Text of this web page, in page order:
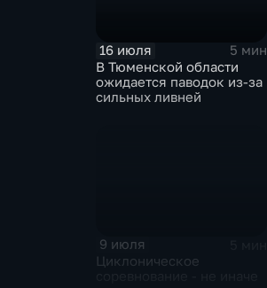
16 июля
5 мин
В Тюменской области
ожидается паводок из-за
сильных ливней
9 июля
Циклоническое